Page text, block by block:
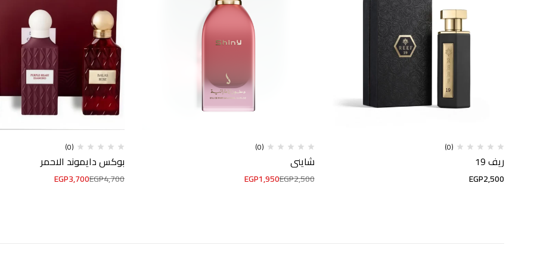
(0)
ريف 19
EGP2,500
(0)
شايني
EGP2,500
EGP1,950
(0)
بوكس دايموند الاحمر
EGP4,700
EGP3,700